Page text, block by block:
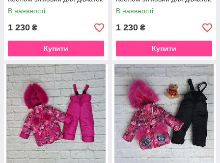
В наявності
1 230 ₴
Купити
В наявності
1 230 ₴
Купити